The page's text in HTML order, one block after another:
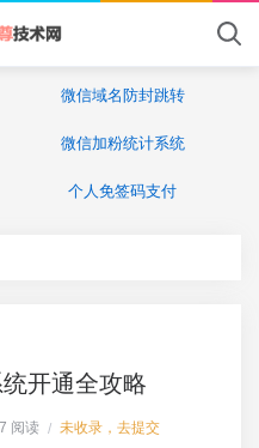
微信域名防封跳转
微信加粉统计系统
个人免签码支付
开通全攻略
阅读 / 未收录，去提交